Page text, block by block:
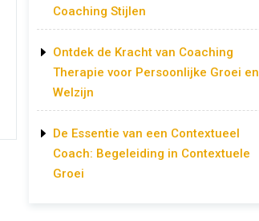
Coaching Stijlen
Ontdek de Kracht van Coaching
Therapie voor Persoonlijke Groei en
Welzijn
De Essentie van een Contextueel
Coach: Begeleiding in Contextuele
Groei